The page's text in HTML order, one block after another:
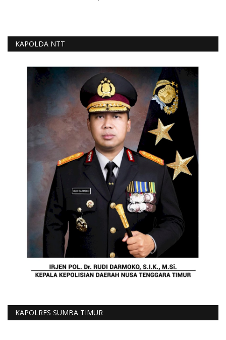
KAPOLDA NTT
KAPOLRES SUMBA TIMUR